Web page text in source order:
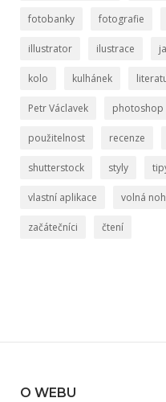
fotobanky fotografie
illustrator ilustrace
kolo kulhánek
Petr Václavek photoshop
použitelnost recenze
shutterstock styly
vlastní aplikace volná
začátečníci čtení
O WEBU